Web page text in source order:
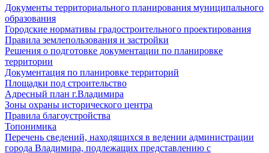
Документы территориального планирования муниципального
образования
Городские нормативы градостроительного проектирования
Правила землепользования и застройки
Решения о подготовке документации по планировке
территории
Документация по планировке территорий
Площадки под строительство
Адресный план г.Владимира
Зоны охраны исторического центра
Правила благоустройства
Топонимика
Перечень сведений, находящихся в ведении администрации
города Владимира, подлежащих представлению с